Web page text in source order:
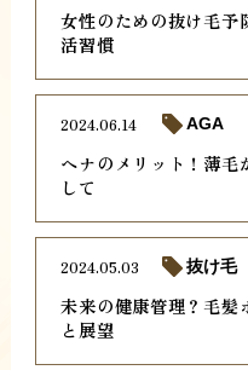
女性のための抜け毛予
活習慣
ヘナのメリット！薄毛
して
2024.06.14 AGA
未来の健康管理？毛髪
と展望
2024.05.03 抜け毛